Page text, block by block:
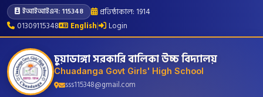
ইআইআইএন: 115348
প্রতিষ্ঠাকাল: 1914
01309115348
English| Login
চুয়াডাঙ্গা সরকারি বালিকা উচ্চ বিদ্যালয়
Chuadanga Govt Girls' High School
sss115348@gmail.com